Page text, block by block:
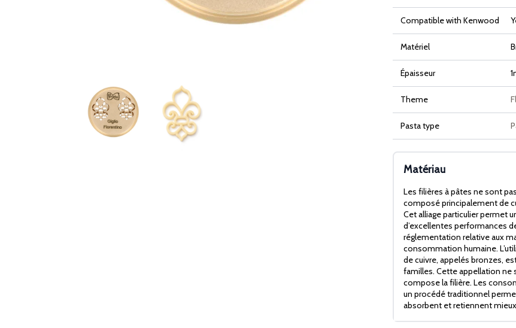
Compatible with Kenwood
Matériel
Épaisseur
Theme
Pasta type
Matériau
Les filières à pâtes ne sont
composé principalement de
Cet alliage particulier permet
d’excellentes performances
réglementation relative aux
consommation humaine.
de cuivre, appelés bronzes,
familles. Cette appellation ne
compose la filière. Les
un procédé traditionnel
absorbent et retiennent